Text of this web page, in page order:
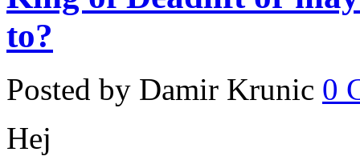
to?
Posted by Damir Krunic 0
Hej